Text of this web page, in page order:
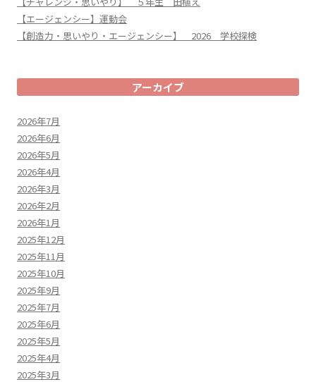
【エージェンシー】運動会
【創造力・思いやり・エージェンシー】 2026 学校探検
アーカイブ
2026年7月
2026年6月
2026年5月
2026年4月
2026年3月
2026年2月
2026年1月
2025年12月
2025年11月
2025年10月
2025年9月
2025年7月
2025年6月
2025年5月
2025年4月
2025年3月